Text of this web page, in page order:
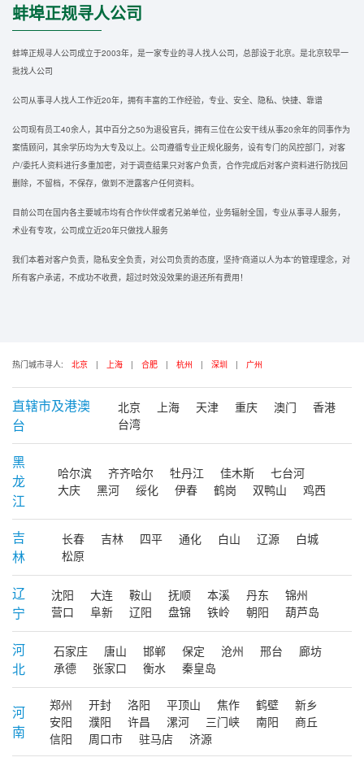
蚌埠正规寻人公司
蚌埠正规寻人公司成立于2003年，是一家专业的寻人找人公司，总部设于北京。是北京较早一
批找人公司
公司从事寻人找人工作近20年，拥有丰富的工作经验，专业、安全、隐私、快捷、靠谱
公司现有员工40余人，其中百分之50为退役官兵，拥有三位在公安干线从事20余年的同事作为
案情顾问，其余学历均为大专及以上。公司遵循专业正规化服务，设有专门的风控部门，对客
户/委托人资料进行多重加密，对于调查结果只对客户负责，合作完成后对客户资料进行防找回
删除，不留档，不保存，做到不泄露客户任何资料。
目前公司在国内各主要城市均有合作伙伴或者兄弟单位，业务辐射全国，专业从事寻人服务，
术业有专攻，公司成立近20年只做找人服务
我们本着对客户负责，隐私安全负责，对公司负责的态度，坚持“商道以人为本”的管理理念，对
所有客户承诺，不成功不收费，超过时效没效果的退还所有费用！
热门城市寻人: 北京 | 上海 | 合肥 | 杭州 | 深圳 | 广州
直辖市及港澳
台
北京 上海 天津 重庆 澳门
香港
台湾
黑
龙
江
哈尔滨 齐齐哈尔 牡丹江 佳木斯
七台河
大庆
黑河 绥化 伊春 鹤岗 双鸭山 鸡西
吉
林
长春 吉林 四平 通化 白山 辽源
白城
松原
辽
宁
沈阳 大连 鞍山 抚顺 本溪 丹东
锦州
营口
阜新 辽阳 盘锦 铁岭 朝阳 葫芦岛
河
北
石家庄 唐山 邯郸 保定 沧州 邢台
廊坊
承德
张家口 衡水 秦皇岛
河
南
郑州 开封 洛阳 平顶山 焦作 鹤壁
新乡
安阳
濮阳 许昌 漯河 三门峡 南阳
商丘
信阳
周口市 驻马店 济源